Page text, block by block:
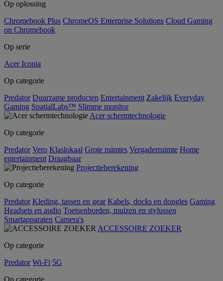
Op oplossing
Chromebook Plus ChromeOS Enterprise Solutions Cloud Gaming
on Chromebook
Op serie
Acer Iconia
Op categorie
Predator Duurzame producten Entertainment Zakelijk Everyday
Gaming SpatialLabs™ Slimme monitor
Acer schermtechnologie
Op categorie
Predator Vero Klaslokaal Grote ruimtes Vergaderruimte Home
entertainment Draagbaar
Projectieberekening
Op categorie
Predator Kleding, tassen en gear Kabels, docks en dongles Gaming
Headsets en audio Toetsenborden, muizen en stylussen
Smartapparaten Camera's
ACCESSOIRE ZOEKER
Op categorie
Predator Wi-Fi 5G
Op categorie